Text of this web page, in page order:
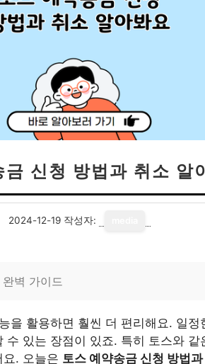
금 신청 방법과 취소 알
2024-12-19 작성자:
벽 가이드
을 활용하면 훨씬 더 편리해요. 일정
수 있는 장점이 있죠. 특히 토스와 같
. 오늘은 토스 예약송금 신청 방법과